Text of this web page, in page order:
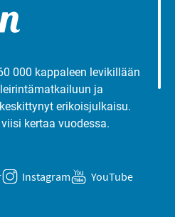
000 kappaleen levikillään
ja
erikoisjulkaisu.
kertaa vuodessa.
Instagram YouTube